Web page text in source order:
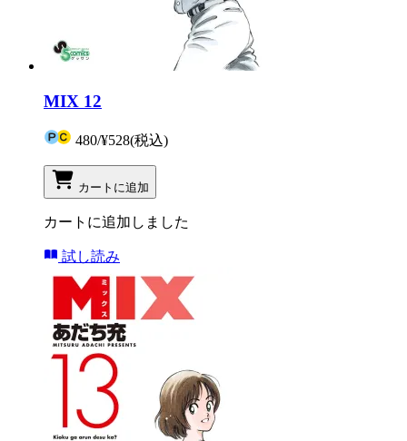
MIX 12
480/¥528(税込)
カートに追加
カートに追加しました
試し読み